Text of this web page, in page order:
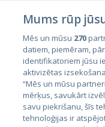
Valstis
Igaunija
Latvija
Lietuva
Mums rūp
Mēs un mūsu 270
datiem, piemēram,
identifikatoriem jūsu
aktivizētas
“Mēs un mūsu
mērķus, savukārt
savu piekrišanu, šīs
tehnoloģijas ir